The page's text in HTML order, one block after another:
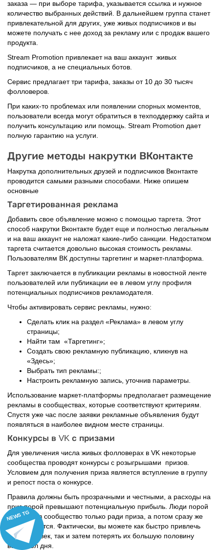
NEWS TG
заказа — при выборе тарифа, указывается ссылка и нужное
количество выбранных действий. В дальнейшем группа станет
привлекательной для других, уже живых подписчиков и вы
можете получать с нее доход за рекламу или с продаж вашего
продукта.
Stream Promotion привлекает на ваш аккаунт живых
подписчиков, а не специальных ботов.
Сервис предлагает три тарифа, заказы от 10 до 30 тысяч
фолловеров.
При каких-то проблемах или появлении спорных моментов,
пользователи всегда могут обратиться в техподдержку сайта и
получить консультацию или помощь. Stream Promotion дает
полную гарантию на услуги.
Другие методы накрутки ВКонтакте
Накрутка дополнительных друзей и подписчиков Вконтакте
проводится самыми разными способами. Ниже опишем
основные
Таргетированная реклама
Добавить свое объявление можно с помощью таргета. Этот
способ накрутки Вконтакте будет еще и полностью легальным
и на ваш аккаунт не наложат какие-либо санкции. Недостатком
таргета считается довольно высокая стоимость рекламы.
Пользователям ВК доступны таргетинг и маркет-платформа.
Таргет заключается в публикации рекламы в новостной ленте
пользователей или публикации ее в левом углу профиля
потенциальных подписчиков рекламодателя.
Чтобы активировать сервис рекламы, нужно:
Сделать клик на раздел «Реклама» в левом углу
страницы;
Найти там «Таргетинг»;
Создать свою рекламную публикацию, кликнув на
«Здесь»;
Выбрать тип рекламы:;
Настроить рекламную запись, уточнив параметры.
Использование маркет-платформы предполагает размещение
рекламы в сообществах, которые соответствуют критериям.
Спустя уже час после заявки рекламные объявления будут
появляться в наиболее видном месте страницы.
Конкурсы в VK с призами
Для увеличения числа живых фолловерах в VK некоторые
сообщества проводят конкурсы с розыгрышами призов.
Условием для получения приза является вступление в группу
и репост поста о конкурсе.
Правила должны быть прозрачными и честными, а расходы на
приз порой превышают потенциальную прибыль. Люди порой
вступают в сообщество только ради приза, а потом сразу же
отписываются. Фактически, вы можете как быстро привлечь
1000 человек, так и затем потерять их большую половину
всего пол дня.